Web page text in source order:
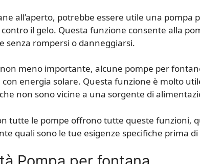
all’aperto, potrebbe essere utile una pompa
il gelo. Questa funzione consente alla
senza rompersi o danneggiarsi.
meno importante, alcune pompe per
energia solare. Questa funzione è molto
non sono vicine a una sorgente di
tutte le pompe offrono tutte queste funzioni,
quali sono le tue esigenze specifiche prima